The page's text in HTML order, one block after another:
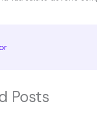
Posts